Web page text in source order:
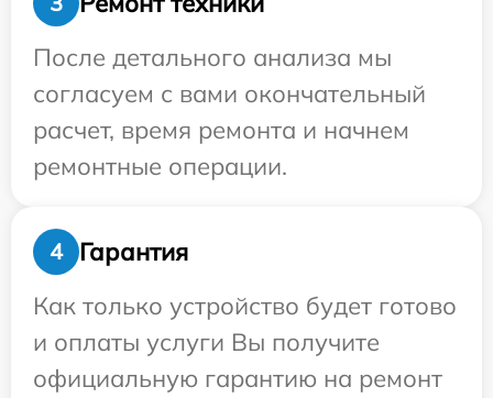
После детального анализа мы
согласуем с вами окончательный
расчет, время ремонта и начнем
ремонтные операции.
4
Гарантия
Как только устройство будет готово
и оплаты услуги Вы получите
официальную гарантию на ремонт